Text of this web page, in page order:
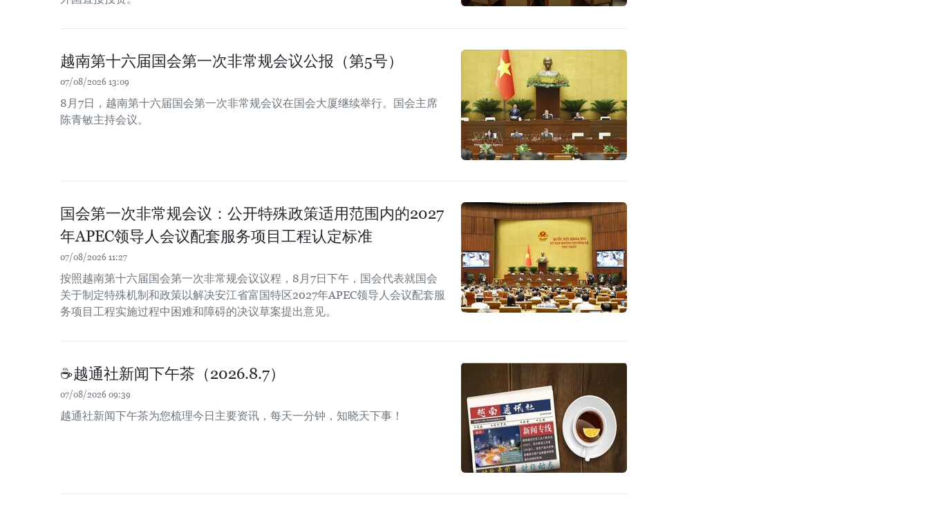
越南第十六届国会第一次非常规会议公报（第5号）
07/08/2026 13:09
8月7日，越南第十六届国会第一次非常规会议在国会大厦继续举行。国会主席
陈青敏主持会议。
国会第一次非常规会议：公开特殊政策适用范围内的2027
年APEC领导人会议配套服务项目工程认定标准
07/08/2026 11:27
按照越南第十六届国会第一次非常规会议议程，8月7日下午，国会代表就国会
关于制定特殊机制和政策以解决安江省富国特区2027年APEC领导人会议配套服
务项目工程实施过程中困难和障碍的决议草案提出意见。
☕️越通社新闻下午茶（2026.8.7）
07/08/2026 09:39
越通社新闻下午茶为您梳理今日主要资讯，每天一分钟，知晓天下事！